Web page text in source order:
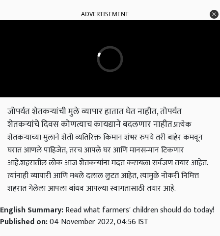
ADVERTISEMENT
जोपर्यंत शेतकऱ्यांची मुले व्यापार हातात घेत नाहीत, तोपर्यंत
शेतकऱ्यांचे दिवस कोणत्याच कायद्याने बदलणार नाहीत.प्रत्येक
शेतकऱ्याच्या मुलाने शेती व्यतिरिक्त किमान शंभर रुपये तरी बाहेर कमवून
घरात आणले पाहिजेत, तरच आपले घर आणि मानसन्मान टिकणार
आहे.शहरातील लोक आज शेतकऱ्यांना मदत करायला सर्वजण तयार आहेत.
त्यांनाही व्यापारी आणि मधले दलाल लुटत आहेत, त्यामुळे नोकरी निमित्त
शहरात गेलेला आपला बांधव आपल्या स्वागतासाठी तयार आहे.
English Summary:Read what farmers' children should do today!
Published on:04 November 2022, 04:56 IST